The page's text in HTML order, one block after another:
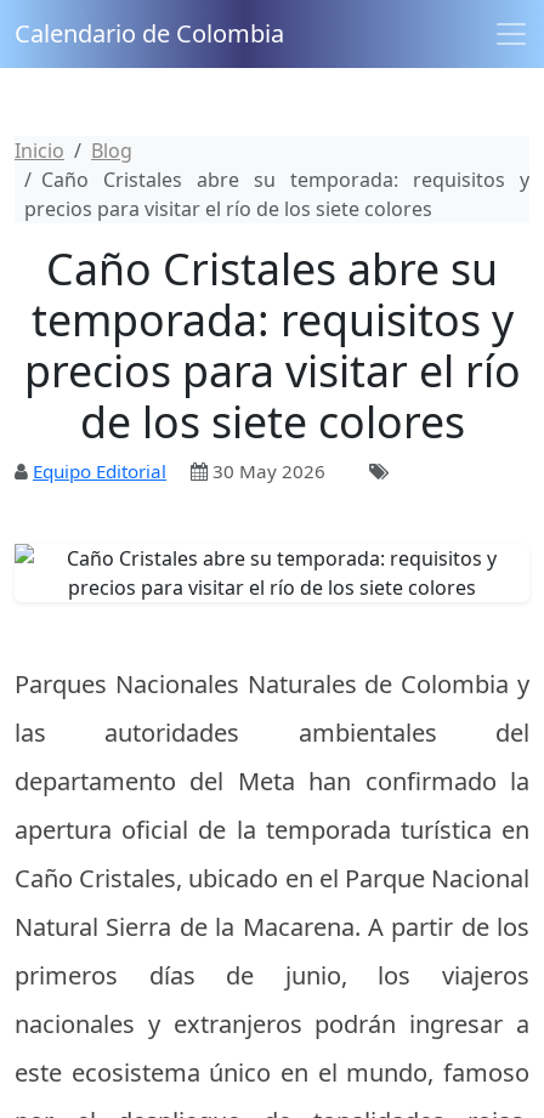
Calendario de Colombia
Inicio
Blog
Caño Cristales abre su temporada: requisitos y
precios para visitar el río de los siete colores
Caño Cristales abre su
temporada: requisitos y
precios para visitar el río
de los siete colores
Equipo Editorial 30 May 2026
Parques Nacionales Naturales de Colombia y
las autoridades ambientales del
departamento del Meta han confirmado la
apertura oficial de la temporada turística en
Caño Cristales, ubicado en el Parque Nacional
Natural Sierra de la Macarena. A partir de los
primeros días de junio, los viajeros
nacionales y extranjeros podrán ingresar a
este ecosistema único en el mundo, famoso